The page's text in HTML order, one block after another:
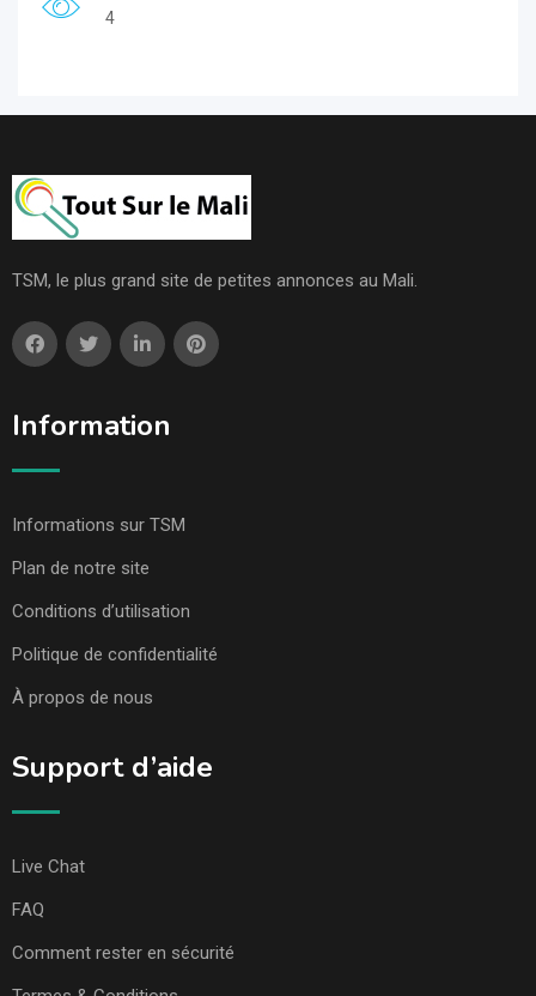
4
TSM, le plus grand site de petites annonces au Mali.
Information
Informations sur TSM
Plan de notre site
Conditions d’utilisation
Politique de confidentialité
À propos de nous
Support d’aide
Live Chat
FAQ
Comment rester en sécurité